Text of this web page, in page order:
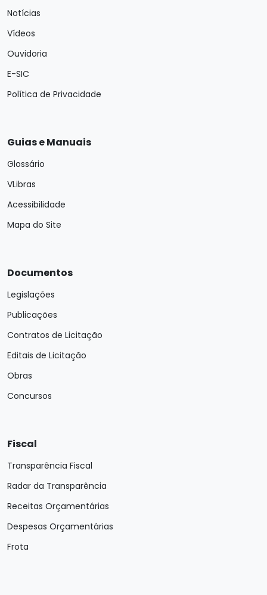
Notícias
Vídeos
Ouvidoria
E-SIC
Política de Privacidade
Guias e Manuais
Glossário
VLibras
Acessibilidade
Mapa do Site
Documentos
Legislações
Publicações
Contratos de Licitação
Editais de Licitação
Obras
Concursos
Fiscal
Transparência Fiscal
Radar da Transparência
Receitas Orçamentárias
Despesas Orçamentárias
Frota